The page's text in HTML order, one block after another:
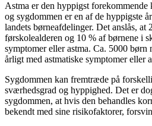
Astma er den hyppigst forekommende
og sygdommen er en af de hyppigste
landets børneafdelinger. Det anslås, at
førskolealderen og 10 % af børnene i
symptomer eller astma. Ca. 5000
årligt med astmatiske symptomer eller
Sygdommen kan fremtræde på
sværhedsgrad og hyppighed. Det er
sygdommen, at hvis den behandles
bekendt med sine risikofaktorer,